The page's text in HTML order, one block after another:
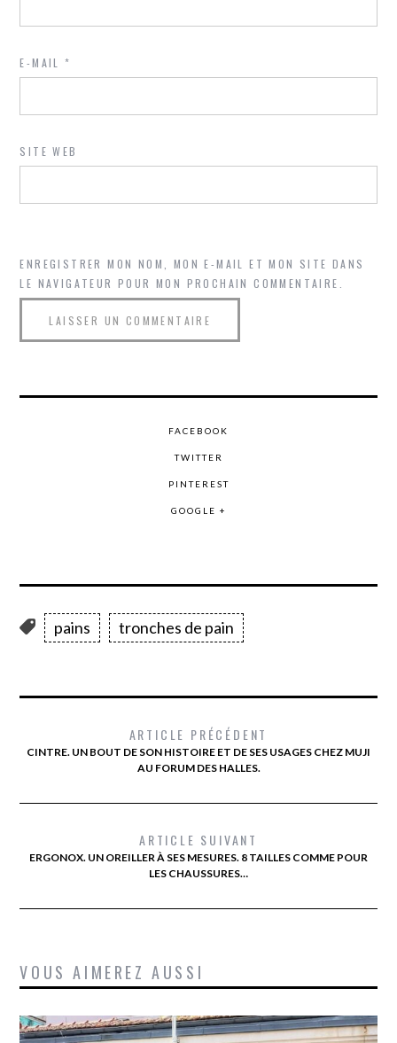
E-MAIL*
SITE WEB
ENREGISTRER MON NOM, MON E-MAIL ET MON SITE DANS
LE NAVIGATEUR POUR MON PROCHAIN COMMENTAIRE.
FACEBOOK
TWITTER
PINTEREST
GOOGLE +
pains tronches de pain
ARTICLE PRÉCÉDENT
CINTRE. UN BOUT DE SON HISTOIRE ET DE SES USAGES CHEZ MUJI
AU FORUM DES HALLES.
ARTICLE SUIVANT
ERGONOX. UN OREILLER À SES MESURES. 8 TAILLES COMME POUR
LES CHAUSSURES…
VOUS AIMEREZ AUSSI